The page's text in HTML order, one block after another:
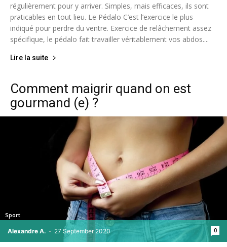
régulièrement pour y arriver. Simples, mais efficaces, ils sont
praticables en tout lieu. Le Pédalo C’est l’exercice le plus
indiqué pour perdre du ventre. Exercice de relâchement assez
spécifique, le pédalo fait travailler véritablement vos abdos....
Lire la suite
Comment maigrir quand on est
gourmand (e) ?
Alexandre A. - 27 September 2020 0
Sport